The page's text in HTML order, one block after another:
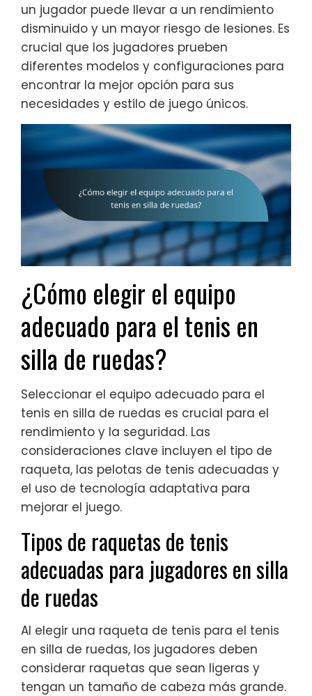
un jugador puede llevar a un rendimiento
disminuido y un mayor riesgo de lesiones. Es
crucial que los jugadores prueben
diferentes modelos y configuraciones para
encontrar la mejor opción para sus
necesidades y estilo de juego únicos.
¿Cómo elegir el equipo
adecuado para el tenis en
silla de ruedas?
Seleccionar el equipo adecuado para el
tenis en silla de ruedas es crucial para el
rendimiento y la seguridad. Las
consideraciones clave incluyen el tipo de
raqueta, las pelotas de tenis adecuadas y
el uso de tecnología adaptativa para
mejorar el juego.
Tipos de raquetas de tenis
adecuadas para jugadores en silla
de ruedas
Al elegir una raqueta de tenis para el tenis
en silla de ruedas, los jugadores deben
considerar raquetas que sean ligeras y
tengan un tamaño de cabeza más grande.